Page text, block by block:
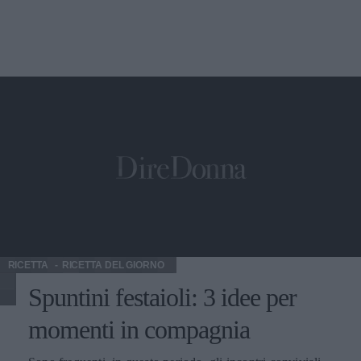
RICETTA RICETTA DEL GIORNO
Spuntini festaioli: 3 idee per
momenti in compagnia